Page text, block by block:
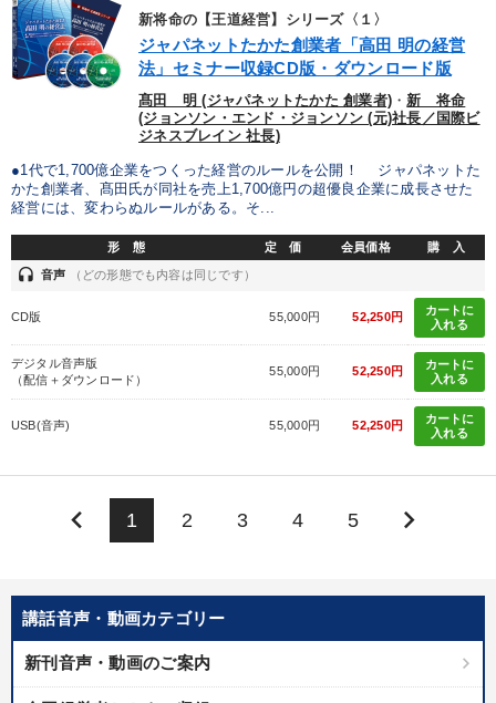
講話音声・動画カテゴリー
新刊音声・動画のご案内
新将命の【王道経営】シリーズ〈１〉
ジャパネットたかた創業者「高田 明の経営
法」セミナー収録CD版・ダウンロード版
髙田 明 (ジャパネットたかた 創業者) ・新 将命
(ジョンソン・エンド・ジョンソン (元)社長／国際ビ
ジネスブレイン 社長)
●1代で1,700億企業をつくった経営のルールを公開！ ジャパネットた
かた創業者、髙田氏が同社を売上1,700億円の超優良企業に成長させた
経営には、変わらぬルールがある。そ...
形 態 定 価 会員価格 購 入
headset 音声 （どの形態でも内容は同じです）
CD版 55,000円 52,250円
カートに
入れる
デジタル音声版
（配信＋ダウンロード）
55,000円 52,250円
カートに
入れる
USB(音声) 55,000円 52,250円
カートに
入れる
keyboard_arrow_left 1 2 3 4 5 keyboard_arrow_right